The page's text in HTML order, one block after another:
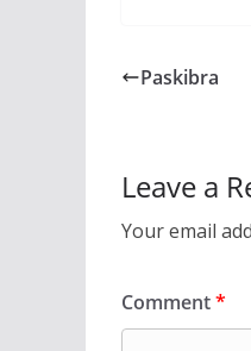
Paskibra
Leave a
Your email
Comment*